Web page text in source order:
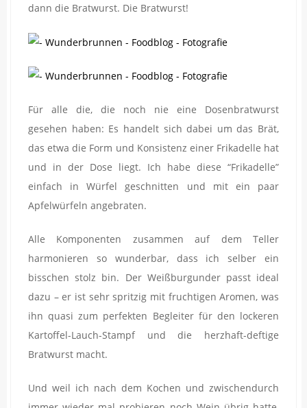
dann die Bratwurst. Die Bratwurst!
Für alle die, die noch nie eine Dosenbratwurst
gesehen haben: Es handelt sich dabei um das Brät,
das etwa die Form und Konsistenz einer Frikadelle hat
und in der Dose liegt. Ich habe diese “Frikadelle”
einfach in Würfel geschnitten und mit ein paar
Apfelwürfeln angebraten.
Alle Komponenten zusammen auf dem Teller
harmonieren so wunderbar, dass ich selber ein
bisschen stolz bin. Der Weißburgunder passt ideal
dazu – er ist sehr spritzig mit fruchtigen Aromen, was
ihn quasi zum perfekten Begleiter für den lockeren
Kartoffel-Lauch-Stampf und die herzhaft-deftige
Bratwurst macht.
Und weil ich nach dem Kochen und zwischendurch